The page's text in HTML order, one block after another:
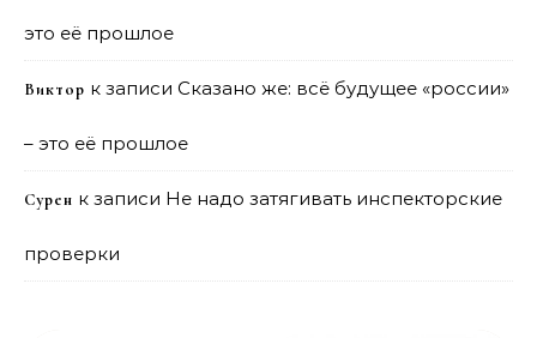
это её прошлое
Виктор к записи Сказано же: всё будущее «россии»
– это её прошлое
Сурен к записи Не надо затягивать инспекторские
проверки